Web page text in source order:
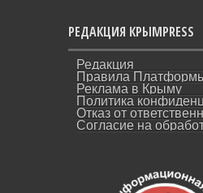
РЕДАКЦИЯ КРЫМPRESS
Редакция
Правила
Реклама в Крыму
Политика
Отказ от
Согласие на